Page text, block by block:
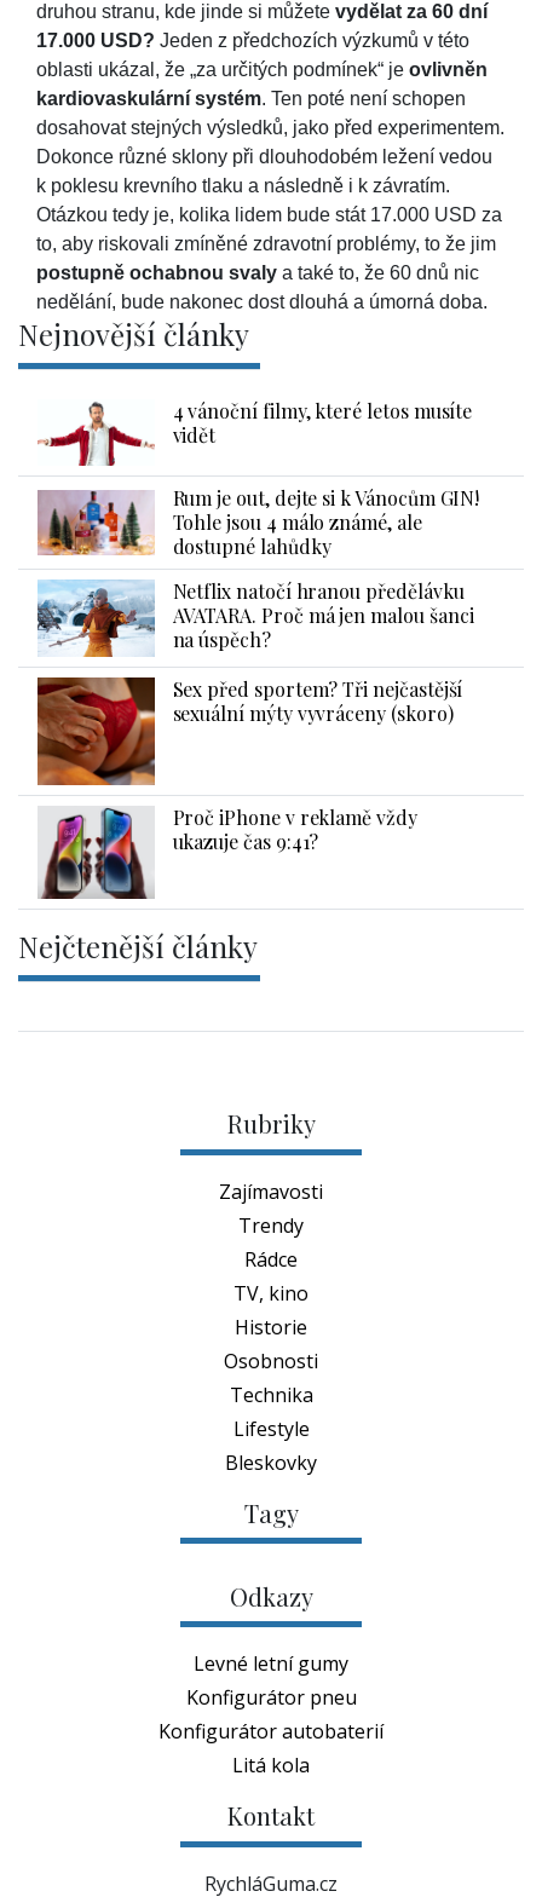
druhou stranu, kde jinde si můžete vydělat za 60 dní
17.000 USD? Jeden z předchozích výzkumů v této
oblasti ukázal, že „za určitých podmínek“ je ovlivněn
kardiovaskulární systém. Ten poté není schopen
dosahovat stejných výsledků, jako před experimentem.
Dokonce různé sklony při dlouhodobém ležení vedou
k poklesu krevního tlaku a následně i k závratím.
Otázkou tedy je, kolika lidem bude stát 17.000 USD za
to, aby riskovali zmíněné zdravotní problémy, to že jim
postupně ochabnou svaly a také to, že 60 dnů nic
nedělání, bude nakonec dost dlouhá a úmorná doba.
Nejnovější články
4 vánoční filmy, které letos musíte
vidět
Rum je out, dejte si k Vánocům GIN!
Tohle jsou 4 málo známé, ale
dostupné lahůdky
Netflix natočí hranou předělávku
AVATARA. Proč má jen malou šanci
na úspěch?
Sex před sportem? Tři nejčastější
sexuální mýty vyvráceny (skoro)
Proč iPhone v reklamě vždy
ukazuje čas 9:41?
Nejčtenější články
Rubriky
Zajímavosti
Trendy
Rádce
TV, kino
Historie
Osobnosti
Technika
Lifestyle
Bleskovky
Tagy
Odkazy
Levné letní gumy
Konfigurátor pneu
Konfigurátor autobaterií
Litá kola
Kontakt
RychláGuma.cz